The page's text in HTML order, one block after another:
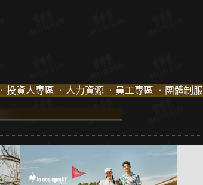
．投資人專區 ．人力資源 ．員工專區 ．團體制服